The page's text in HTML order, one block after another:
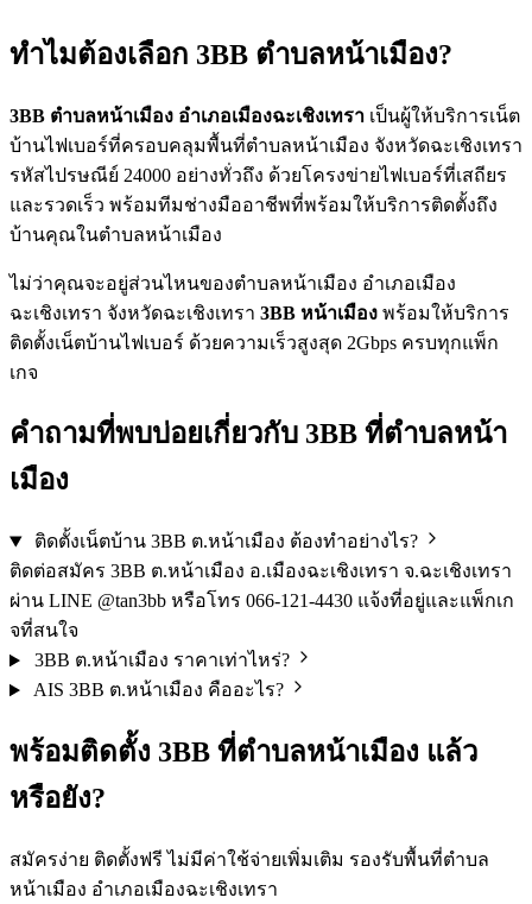
ทำไมต้องเลือก 3BB ตำบลหน้าเมือง?
3BB ตำบลหน้าเมือง อำเภอเมืองฉะเชิงเทรา เป็นผู้ให้บริการเน็ต
บ้านไฟเบอร์ที่ครอบคลุมพื้นที่ตำบลหน้าเมือง จังหวัดฉะเชิงเทรา
รหัสไปรษณีย์ 24000 อย่างทั่วถึง ด้วยโครงข่ายไฟเบอร์ที่เสถียร
และรวดเร็ว พร้อมทีมช่างมืออาชีพที่พร้อมให้บริการติดตั้งถึง
บ้านคุณในตำบลหน้าเมือง
ไม่ว่าคุณจะอยู่ส่วนไหนของตำบลหน้าเมือง อำเภอเมือง
ฉะเชิงเทรา จังหวัดฉะเชิงเทรา 3BB หน้าเมือง พร้อมให้บริการ
ติดตั้งเน็ตบ้านไฟเบอร์ ด้วยความเร็วสูงสุด 2Gbps ครบทุกแพ็ก
เกจ
คำถามที่พบบ่อยเกี่ยวกับ 3BB ที่ตำบลหน้า
เมือง
ติดตั้งเน็ตบ้าน 3BB ต.หน้าเมือง ต้องทำอย่างไร?
ติดต่อสมัคร 3BB ต.หน้าเมือง อ.เมืองฉะเชิงเทรา จ.ฉะเชิงเทรา
ผ่าน LINE @tan3bb หรือโทร 066-121-4430 แจ้งที่อยู่และแพ็กเก
จที่สนใจ
3BB ต.หน้าเมือง ราคาเท่าไหร่?
AIS 3BB ต.หน้าเมือง คืออะไร?
พร้อมติดตั้ง 3BB ที่ตำบลหน้าเมือง แล้ว
หรือยัง?
สมัครง่าย ติดตั้งฟรี ไม่มีค่าใช้จ่ายเพิ่มเติม รองรับพื้นที่ตำบล
หน้าเมือง อำเภอเมืองฉะเชิงเทรา